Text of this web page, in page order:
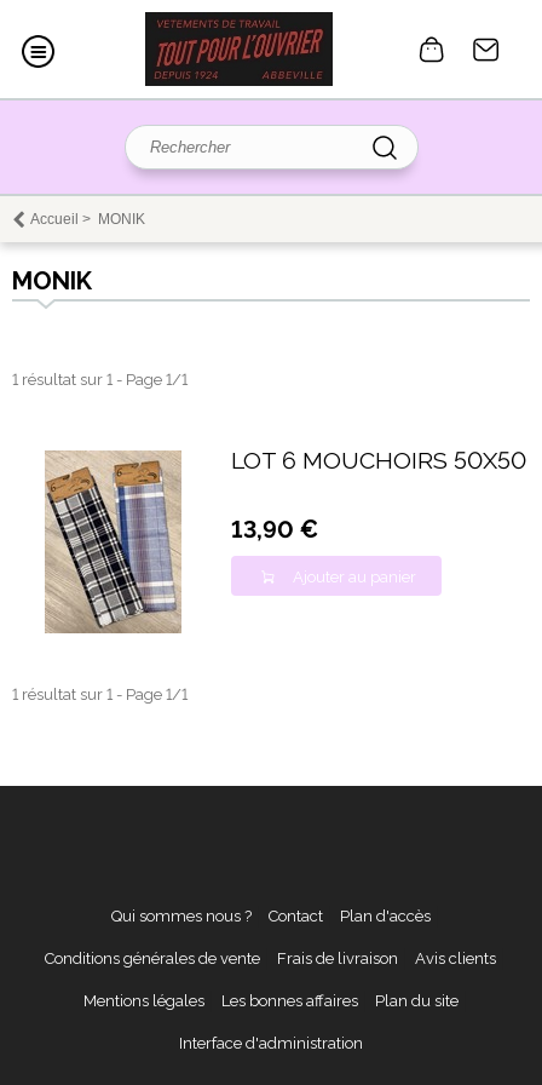
Accueil > MONIK
MONIK
1 résultat sur 1 - Page 1/1
LOT 6 MOUCHOIRS 50X50
13,90 €
Ajouter au panier
1 résultat sur 1 - Page 1/1
Qui sommes nous ? Contact Plan d'accès
Conditions générales de vente Frais de livraison Avis clients
Mentions légales Les bonnes affaires Plan du site
Interface d'administration